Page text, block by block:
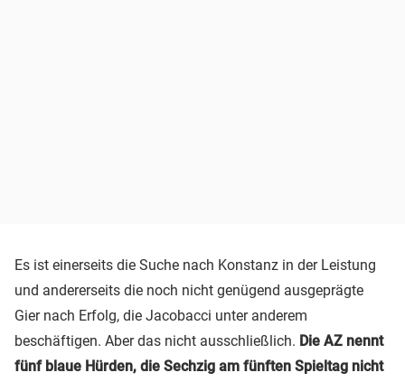
Es ist einerseits die Suche nach Konstanz in der Leistung
und andererseits die noch nicht genügend ausgeprägte
Gier nach Erfolg, die Jacobacci unter anderem
beschäftigen. Aber das nicht ausschließlich. Die AZ nennt
fünf blaue Hürden, die Sechzig am fünften Spieltag nicht